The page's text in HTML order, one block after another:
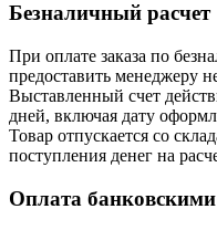
Безналичный расчет
При оплате заказа по
предоставить менеджеру
Выставленный счет
дней, включая дату
Товар отпускается со
поступления денег на
Оплата